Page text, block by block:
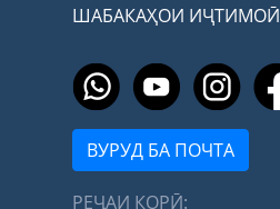
ШАБАКАҲОИ ИҶТИМОӢ
ВУРУД БА ПОЧТА
РЕҶАИ КОРӢ: